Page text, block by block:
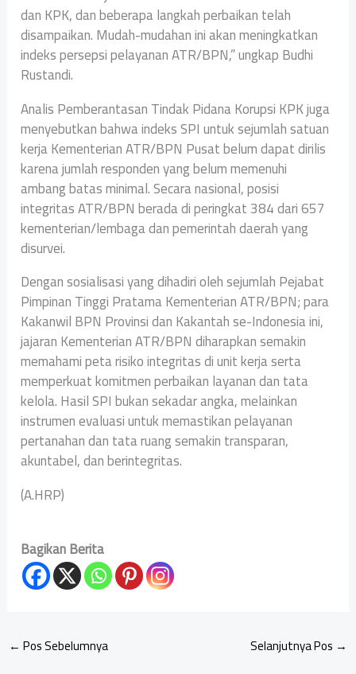
dan KPK, dan beberapa langkah perbaikan telah
disampaikan. Mudah-mudahan ini akan meningkatkan
indeks persepsi pelayanan ATR/BPN,” ungkap Budhi
Rustandi.
Analis Pemberantasan Tindak Pidana Korupsi KPK juga
menyebutkan bahwa indeks SPI untuk sejumlah satuan
kerja Kementerian ATR/BPN Pusat belum dapat dirilis
karena jumlah responden yang belum memenuhi
ambang batas minimal. Secara nasional, posisi
integritas ATR/BPN berada di peringkat 384 dari 657
kementerian/lembaga dan pemerintah daerah yang
disurvei.
Dengan sosialisasi yang dihadiri oleh sejumlah Pejabat
Pimpinan Tinggi Pratama Kementerian ATR/BPN; para
Kakanwil BPN Provinsi dan Kakantah se-Indonesia ini,
jajaran Kementerian ATR/BPN diharapkan semakin
memahami peta risiko integritas di unit kerja serta
memperkuat komitmen perbaikan layanan dan tata
kelola. Hasil SPI bukan sekadar angka, melainkan
instrumen evaluasi untuk memastikan pelayanan
pertanahan dan tata ruang semakin transparan,
akuntabel, dan berintegritas.
(A.HRP)
Bagikan Berita
← Pos Sebelumnya Selanjutnya Pos →